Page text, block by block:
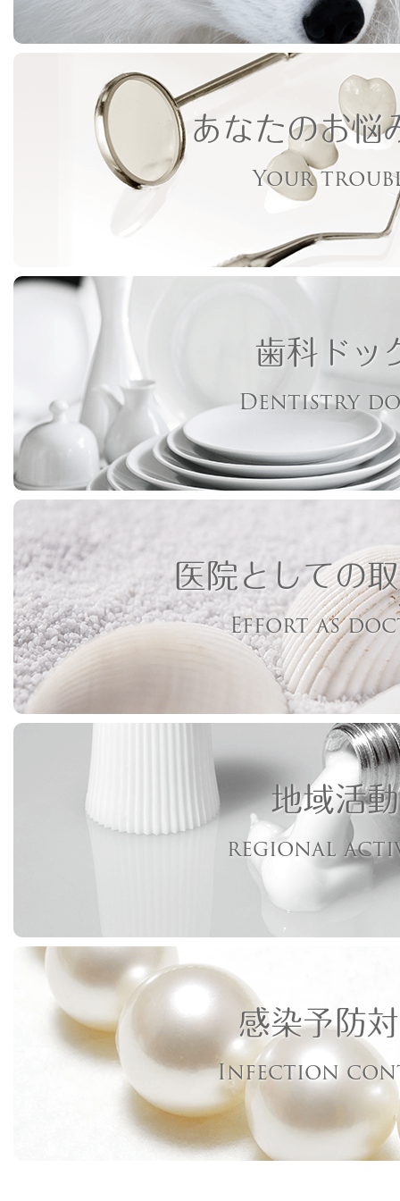
あなたのお悩
Your
歯科ドッ
Dentistry
医院としての
Effort as
地域活動
regional
感染予防
Infection